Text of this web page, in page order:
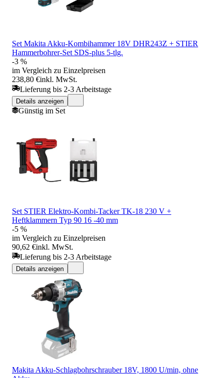
Set Makita Akku-Kombihammer 18V DHR243Z + STIER
Hammerbohrer-Set SDS-plus 5-tlg.
-3 %
im Vergleich zu Einzelpreisen
238,80 €inkl. MwSt.
Lieferung bis 2-3 Arbeitstage
Details anzeigen
Günstig im Set
Set STIER Elektro-Kombi-Tacker TK-18 230 V +
Heftklammern Typ 90 16 -40 mm
-5 %
im Vergleich zu Einzelpreisen
90,62 €inkl. MwSt.
Lieferung bis 2-3 Arbeitstage
Details anzeigen
Makita Akku-Schlagbohrschrauber 18V, 1800 U/min, ohne